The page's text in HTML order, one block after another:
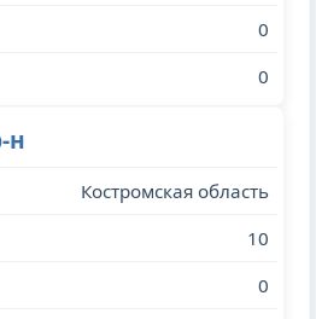
0
0
н
Костромская область
10
0